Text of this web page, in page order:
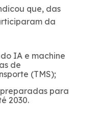
que, das
da
IA e machine
de
(TMS);
para
2030.